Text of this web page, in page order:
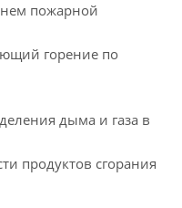
пожарной
горение по
дыма и газа в
продуктов сгорания